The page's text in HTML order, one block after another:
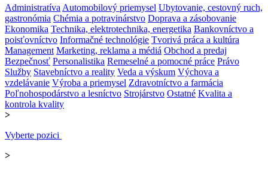
AdministratívaAutomobilový priemysel Ubytovanie, cestovný ruch,
gastronómia Chémia a potravinárstvo Doprava a zásobovanie
Ekonomika Technika, elektrotechnika, energetika Bankovníctvo a
poisťovníctvo Informačné technológie Tvorivá práca a kultúra
Management Marketing, reklama a médiá Obchod a predaj
Bezpečnosť Personalistika Remeselné a pomocné práce Právo
Služby Stavebníctvo a reality Veda a výskum Výchova a
vzdelávanie Výroba a priemysel Zdravotníctvo a farmácia
Poľnohospodárstvo a lesníctvo Strojárstvo Ostatné Kvalita a
kontrola kvality
>
Vyberte pozici
>